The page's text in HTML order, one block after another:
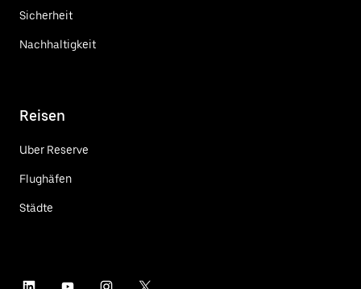
Sicherheit
Nachhaltigkeit
Reisen
Uber Reserve
Flughäfen
Städte